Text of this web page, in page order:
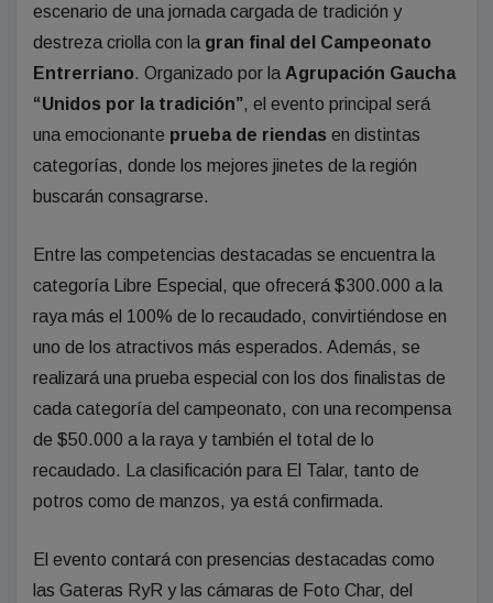
escenario de una jornada cargada de tradición y
destreza criolla con la gran final del Campeonato
Entrerriano. Organizado por la Agrupación Gaucha
“Unidos por la tradición”, el evento principal será
una emocionante prueba de riendas en distintas
categorías, donde los mejores jinetes de la región
buscarán consagrarse.
Entre las competencias destacadas se encuentra la
categoría Libre Especial, que ofrecerá $300.000 a la
raya más el 100% de lo recaudado, convirtiéndose en
uno de los atractivos más esperados. Además, se
realizará una prueba especial con los dos finalistas de
cada categoría del campeonato, con una recompensa
de $50.000 a la raya y también el total de lo
recaudado. La clasificación para El Talar, tanto de
potros como de manzos, ya está confirmada.
El evento contará con presencias destacadas como
las Gateras RyR y las cámaras de Foto Char, del